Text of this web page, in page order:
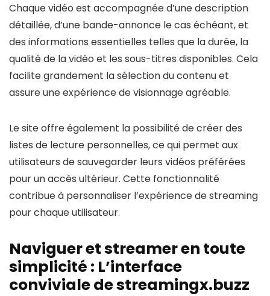
Chaque vidéo est accompagnée d’une description
détaillée, d’une bande-annonce le cas échéant, et
des informations essentielles telles que la durée, la
qualité de la vidéo et les sous-titres disponibles. Cela
facilite grandement la sélection du contenu et
assure une expérience de visionnage agréable.
Le site offre également la possibilité de créer des
listes de lecture personnelles, ce qui permet aux
utilisateurs de sauvegarder leurs vidéos préférées
pour un accès ultérieur. Cette fonctionnalité
contribue à personnaliser l’expérience de streaming
pour chaque utilisateur.
Naviguer et streamer en toute
simplicité : L’interface
conviviale de streamingx.buzz